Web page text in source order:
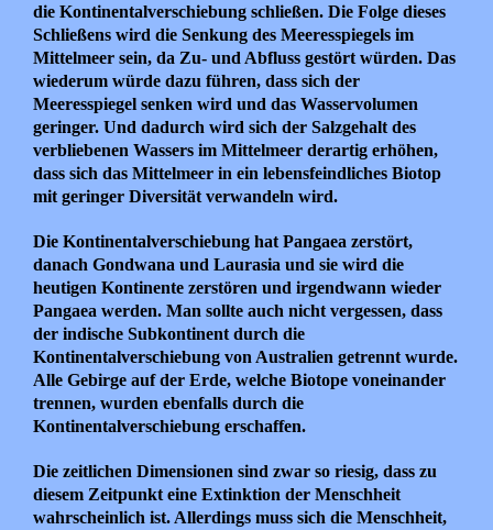
die Kontinentalverschiebung schließen. Die Folge dieses
Schließens wird die Senkung des Meeresspiegels im
Mittelmeer sein, da Zu- und Abfluss gestört würden. Das
wiederum würde dazu führen, dass sich der
Meeresspiegel senken wird und das Wasservolumen
geringer. Und dadurch wird sich der Salzgehalt des
verbliebenen Wassers im Mittelmeer derartig erhöhen,
dass sich das Mittelmeer in ein lebensfeindliches Biotop
mit geringer Diversität verwandeln wird.
Die Kontinentalverschiebung hat Pangaea zerstört,
danach Gondwana und Laurasia und sie wird die
heutigen Kontinente zerstören und irgendwann wieder
Pangaea werden. Man sollte auch nicht vergessen, dass
der indische Subkontinent durch die
Kontinentalverschiebung von Australien getrennt wurde.
Alle Gebirge auf der Erde, welche Biotope voneinander
trennen, wurden ebenfalls durch die
Kontinentalverschiebung erschaffen.
Die zeitlichen Dimensionen sind zwar so riesig, dass zu
diesem Zeitpunkt eine Extinktion der Menschheit
wahrscheinlich ist. Allerdings muss sich die Menschheit,